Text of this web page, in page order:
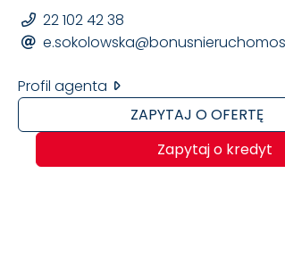
22 102 42 38
Profil agenta
ZAPYTAJ O OFERTĘ
Zapytaj o kredyt